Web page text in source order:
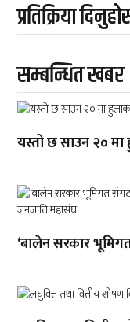
प्रतिक्रिया
सम्बन्धित खबर
यस्तो छ साउन २० मा
‘बालेन सरकार